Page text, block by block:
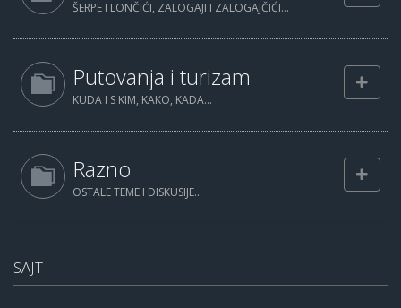
ŠERPE I LONČIĆI, ZALOGAJI I ZALOGAJČIĆI...
Putovanja i turizam
KUDA I S KIM, KAKO, KADA...
Razno
OSTALE TEME I DISKUSIJE...
SAJT